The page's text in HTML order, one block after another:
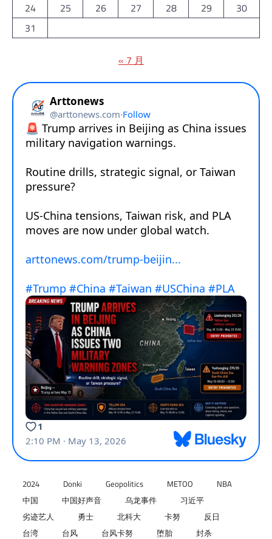
24
25 26 27 28 29
30
31
« 7 月
2024 Donki Geopolitics METOO
NBA
中国
中国好声音 乌龙事件
习近平
劣迹艺人
勇士 北科大 卡努
反日
台湾
台风 台风卡努 堕胎
封杀